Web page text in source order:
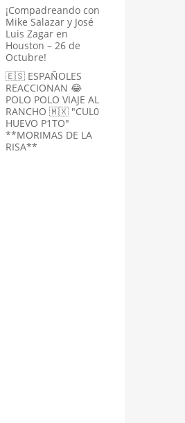
¡Compadreando con
Mike Salazar y José
Luis Zagar en
Houston – 26 de
Octubre!
🇪🇸 ESPAÑOLES
REACCIONAN 😂
POLO POLO VIAJE AL
RANCHO 🇲🇽 "CUL0
HUEVO P1TO"
**MORIMAS DE LA
RISA**